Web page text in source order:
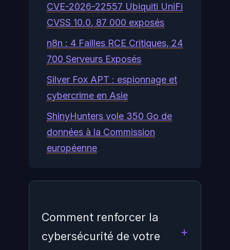
CVE-2026-22557 Ubiquiti UniFi
CVSS 10.0, 87 000 exposés
n8n : 4 Failles RCE Critiques, 24
700 Serveurs Exposés
Silver Fox APT : espionnage et
cybercrime en Asie
ShinyHunters vole 350 Go de
données à la Commission
européenne
Comment renforcer la
cybersécurité de votre